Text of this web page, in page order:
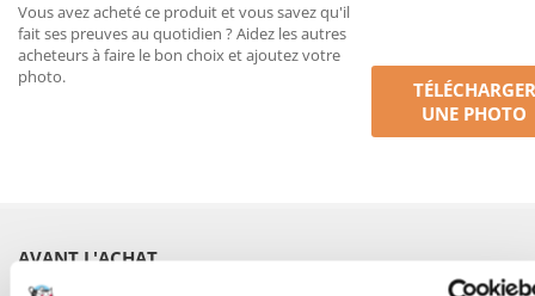
Vous avez acheté ce produit et vous savez qu'il
fait ses preuves au quotidien ? Aidez les autres
acheteurs à faire le bon choix et ajoutez votre
photo.
TÉLÉCHARGER
UNE PHOTO
AVANT L'ACHAT